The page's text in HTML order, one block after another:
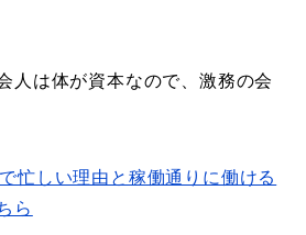
人は体が資本なので、激務の会
忙しい理由と稼働通りに働ける
ら